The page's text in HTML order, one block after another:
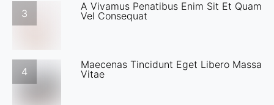
3
A Vivamus Penatibus Enim Sit Et Quam
Vel Consequat
4
Maecenas Tincidunt Eget Libero Massa
Vitae